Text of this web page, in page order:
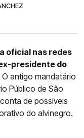
oficial nas redes
presidente do
O antigo mandatário
Público de São
de possíveis
do alvinegro.